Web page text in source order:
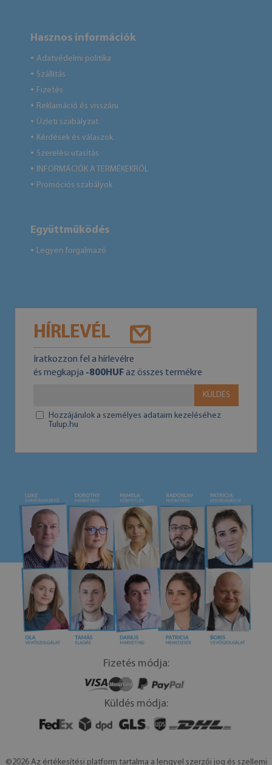
Hasznos információk
● Adatvédelmi politika
● Szállítás
● Fizetés
● Reklamáció és visszáru
● Üzleti szabályzat
● Kérdések és válaszok
● Szerelési utasítás
● INFORMÁCIÓK A TERMÉKEKRŐL
● Promóciós szabályok
Együttműködés
● Legyen forgalmazó
HÍRLEVÉL
Iratkozzon fel a hírlevélre
és megkapja -800HUFaz összes termékre
KÜLDÉS
Hozzájárulok a személyes adataim kezeléséhez
Tulup.hu
Fizetés módja:
Küldés módja:
©2026 Az értékesítési platform tartalma a lengyel szerzői jog és szellemi